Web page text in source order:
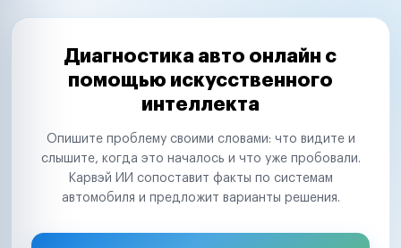
Диагностика авто онлайн с
помощью искусственного
интеллекта
Опишите проблему своими словами: что видите и
слышите, когда это началось и что уже пробовали.
Карвэй ИИ сопоставит факты по системам
автомобиля и предложит варианты решения.